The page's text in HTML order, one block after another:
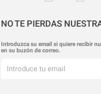
NO TE PIERDAS
Introduzca su email si quiere recibir
en su buzón de correo.